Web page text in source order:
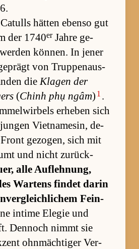
hät­ten ebenso gut
der 1740erJahre ge­
kön­nen. In je­ner
von Trup­pe­n­aus­
die Kla­gen der
(Chinh phụ ngâm) 1 .
er­he­ben sich
Vi­et­na­me­sin, de­
ge­zo­gen, sich mit
und nicht zu­rück­
alle Auf­leh­nung,
War­tens fin­det darin
Fein­
in­time Ele­gie und
Den­noch nimmt sie
ohn­mäch­ti­ger Ver­